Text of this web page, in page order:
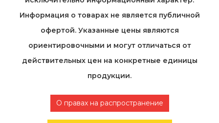
Информация о товарах не является публичной
офертой. Указанные цены являются
ориентировочными и могут отличаться от
действительных цен на конкретные единицы
продукции.
О правах на распространение